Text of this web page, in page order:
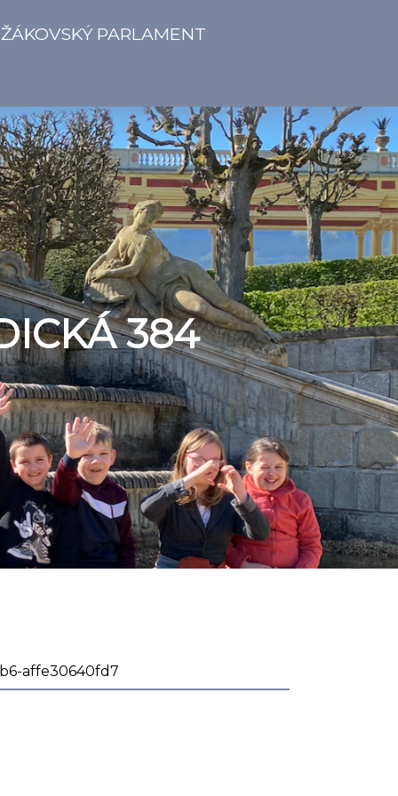
ŽÁKOVSKÝ PARLAMENT
384
affe30640fd7